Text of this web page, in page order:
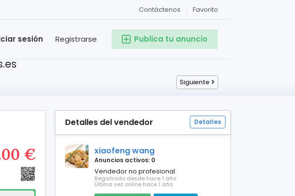
Favorito
Contáctenos
Publica tu anuncio
Registrarse
sesión
Siguiente
€
Detalles del vendedor Detalles
xiaofeng wang
Anuncios activos: 0
Vendedor no profesional
Registrado desde hace 1 año
Última vez online hace 1 año